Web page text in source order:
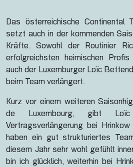
Das österreichische Continental
setzt auch in der kommenden
Kräfte. Sowohl der Routinier
erfolgreichsten heimischen
auch der Luxemburger Loïc
beim Team verlängert.
Kurz vor einem weiteren
de Luxembourg, gibt
Vertragsverlängerung bei
haben ein gut strukturiertes
diesem Jahr sehr wohl gefühlt
bin ich glücklich, weiterhin bei